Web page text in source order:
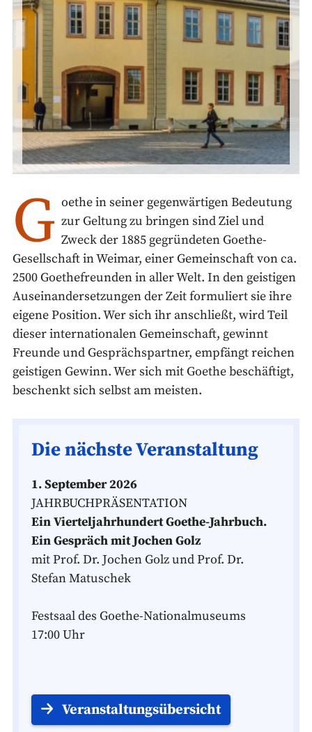
G oethe in seiner gegenwärtigen Bedeutung
zur Geltung zu bringen sind Ziel und
Zweck der 1885 gegründeten Goethe-
Gesellschaft in Weimar, einer Gemeinschaft von ca.
2500 Goethefreunden in aller Welt. In den geistigen
Auseinandersetzungen der Zeit formuliert sie ihre
eigene Position. Wer sich ihr anschließt, wird Teil
dieser internationalen Gemeinschaft, gewinnt
Freunde und Gesprächspartner, empfängt reichen
geistigen Gewinn. Wer sich mit Goethe beschäftigt,
beschenkt sich selbst am meisten.
Die nächste Veranstaltung
1. September 2026
JAHRBUCHPRÄSENTATION
Ein Vierteljahrhundert Goethe-Jahrbuch.
Ein Gespräch mit Jochen Golz
mit Prof. Dr. Jochen Golz und Prof. Dr.
Stefan Matuschek
Festsaal des Goethe-Nationalmuseums
17:00 Uhr
Veranstaltungsübersicht